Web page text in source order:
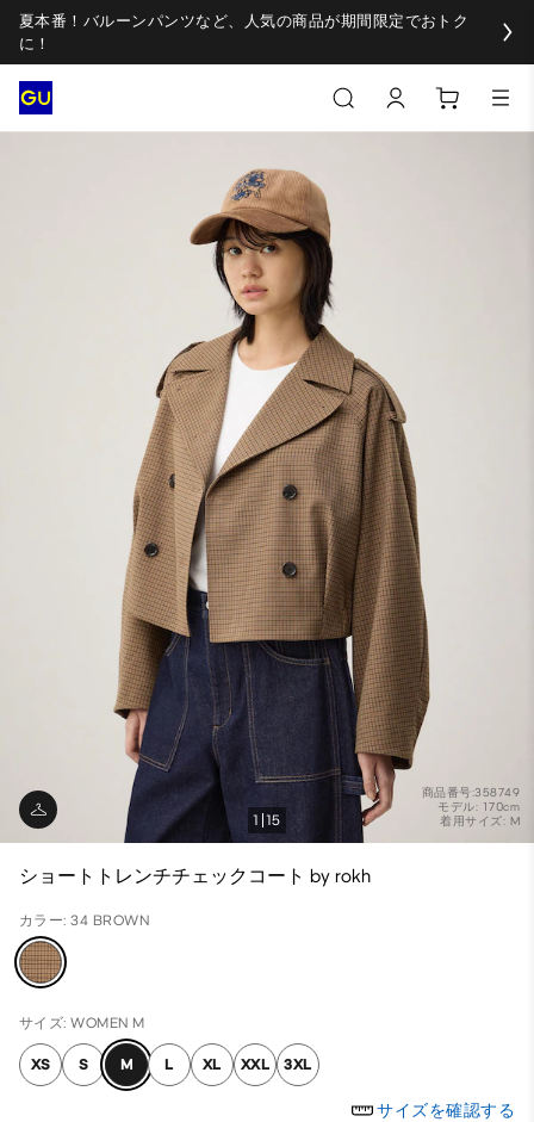
夏本番！バルーンパンツなど、人気の商品が期間限定でおトク
に！
商品番号:358749
モデル: 170cm
着用サイズ: M
1 15
ショートトレンチチェックコート by rokh
カラー: 34 BROWN
サイズ: WOMEN M
XS S M L XL XXL 3XL
サイズを確認する